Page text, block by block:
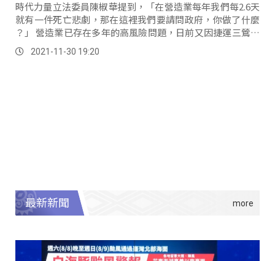
時代力量立法委員陳椒華提到，「在營造業每年我們每2.6天
就有一件死亡悲劇，那在這裡我們要請問政府，你做了什麼
？」 營造業已存在多年的高風險問題，日前又因捷運三鶯線
工安意外再次浮上檯面，根據時代力...。
2021-11-30 19:20
最新新聞